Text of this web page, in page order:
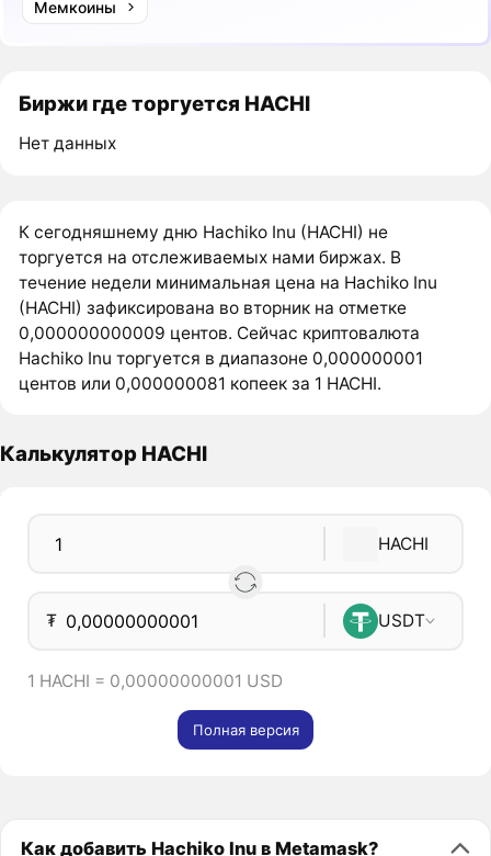
Мемкоины
Биржи где торгуется HACHI
Нет данных
К сегодняшнему дню Hachiko Inu (HACHI) не
торгуется на отслеживаемых нами биржах. В
течение недели минимальная цена на Hachiko Inu
(HACHI) зафиксирована во вторник на отметке
0,000000000009 центов. Сейчас криптовалюта
Hachiko Inu торгуется в диапазоне 0,000000001
центов или 0,000000081 копеек за 1 HACHI.
Калькулятор HACHI
HACHI
₮ USDT
1 HACHI = 0,00000000001 USD
Полная версия
Как добавить Hachiko Inu в Metamask?